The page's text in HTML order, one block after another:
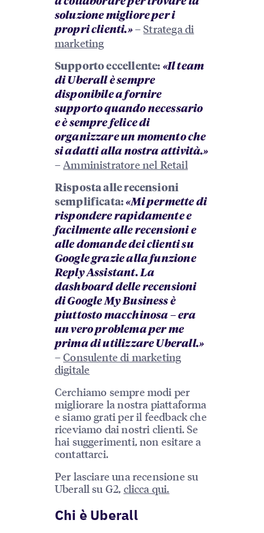
soluzione migliore per i
propri clienti.»–Stratega di
marketing
Supporto eccellente: «Il team
di Uberall è sempre
disponibile a fornire
supporto quando necessario
e è sempre felice di
organizzare un momento che
si adatti alla nostra attività.»
–Amministratore nel Retail
Risposta alle recensioni
semplificata:«Mi permette di
rispondere rapidamente e
facilmente alle recensioni e
alle domande dei clienti su
Google grazie alla funzione
Reply Assistant. La
dashboard delle recensioni
di Google My Business è
piuttosto macchinosa – era
un vero problema per me
prima di utilizzare Uberall.»
–Consulente di marketing
digitale
Cerchiamo sempre modi per
migliorare la nostra piattaforma
e siamo grati per il feedback che
riceviamo dai nostri clienti. Se
hai suggerimenti, non esitare a
contattarci.
Per lasciare una recensione su
Uberall su G2, clicca qui.
Chi è Uberall